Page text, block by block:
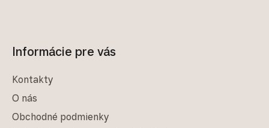
Informácie pre vás
Kontakty
O nás
Obchodné podmienky